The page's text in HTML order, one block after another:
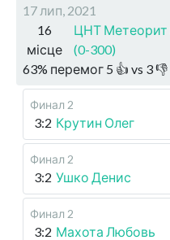
17 лип, 2021
16
місце
ЦНТ Метеорит
(0-300)
63% перемог 5 👍 vs 3👎
Финал 2
3:2 Крутин Олег
Финал 2
3:2 Ушко Денис
Финал 2
3:2 Махота Любовь